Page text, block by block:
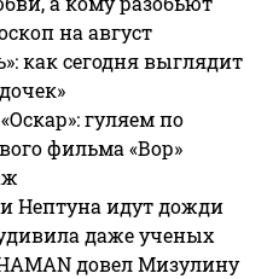
на август
как сегодня выглядит
гуляем по
фильма «Вор»
Нептуна идут дожди
даже ученых
довел Мизулину